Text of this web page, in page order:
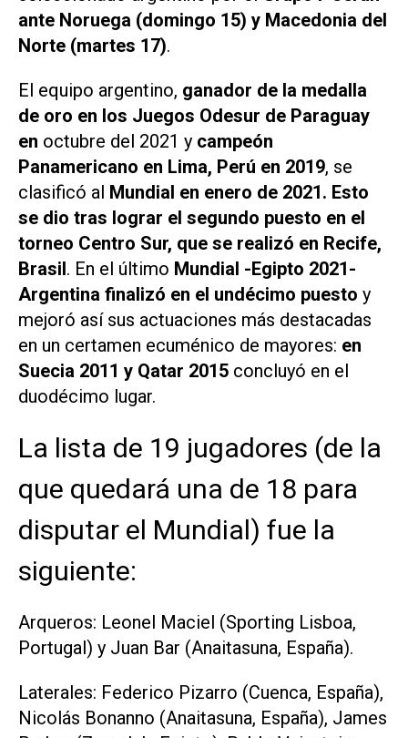
ante Noruega (domingo 15) y Macedonia del
Norte (martes 17).
El equipo argentino, ganador de la medalla
de oro en los Juegos Odesur de Paraguay
en octubre del 2021 y campeón
Panamericano en Lima, Perú en 2019, se
clasificó al Mundial en enero de 2021. Esto
se dio tras lograr el segundo puesto en el
torneo Centro Sur, que se realizó en Recife,
Brasil. En el último Mundial -Egipto 2021-
Argentina finalizó en el undécimo puesto y
mejoró así sus actuaciones más destacadas
en un certamen ecuménico de mayores: en
Suecia 2011 y Qatar 2015 concluyó en el
duodécimo lugar.
La lista de 19 jugadores (de la
que quedará una de 18 para
disputar el Mundial) fue la
siguiente:
Arqueros: Leonel Maciel (Sporting Lisboa,
Portugal) y Juan Bar (Anaitasuna, España).
Laterales: Federico Pizarro (Cuenca, España),
Nicolás Bonanno (Anaitasuna, España), James